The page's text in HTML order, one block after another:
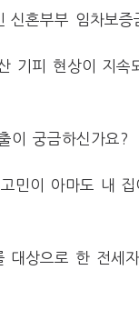
혼부부 임차보
기피 현상이 지
이 궁금하신가요?
민이 아마도 내
대상으로 한 전세